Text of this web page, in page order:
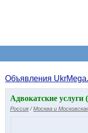
Объявления
Адвокатские услуги
Россия /Москва и